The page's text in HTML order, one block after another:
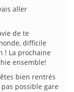
aller
de te
difficile
! La prochaine
ensemble!
bien rentrés
possible gare